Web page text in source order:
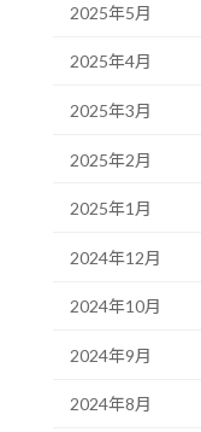
2025年5月
2025年4月
2025年3月
2025年2月
2025年1月
2024年12月
2024年10月
2024年9月
2024年8月